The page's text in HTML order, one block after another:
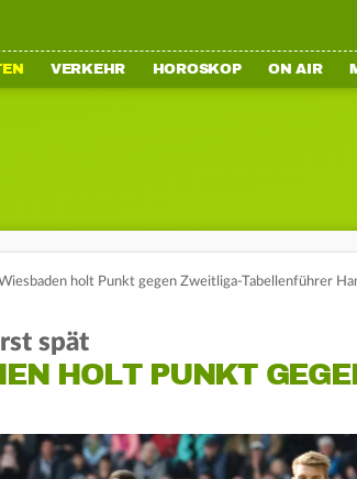
VERKEHR HOROSKOP ON AIR
holt Punkt gegen Zweitliga-Tabellenführer
spät
HOLT PUNKT